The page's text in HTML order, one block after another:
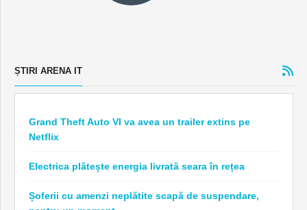
ȘTIRI ARENA IT
Grand Theft Auto VI va avea un trailer extins pe
Netflix
Electrica plătește energia livrată seara în rețea
Șoferii cu amenzi neplătite scapă de suspendare,